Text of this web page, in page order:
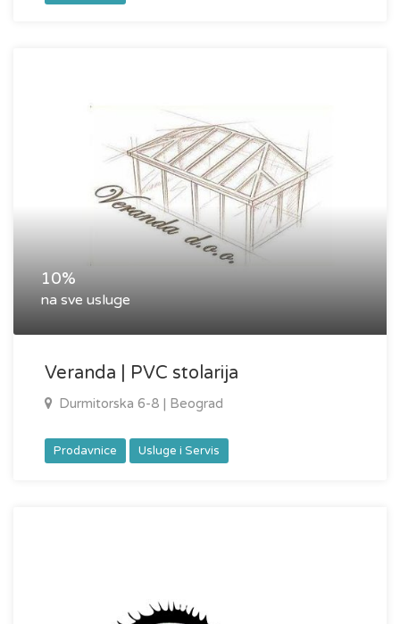
10%
na sve usluge
Veranda | PVC stolarija
Durmitorska 6-8 | Beograd
Prodavnice Usluge i Servis